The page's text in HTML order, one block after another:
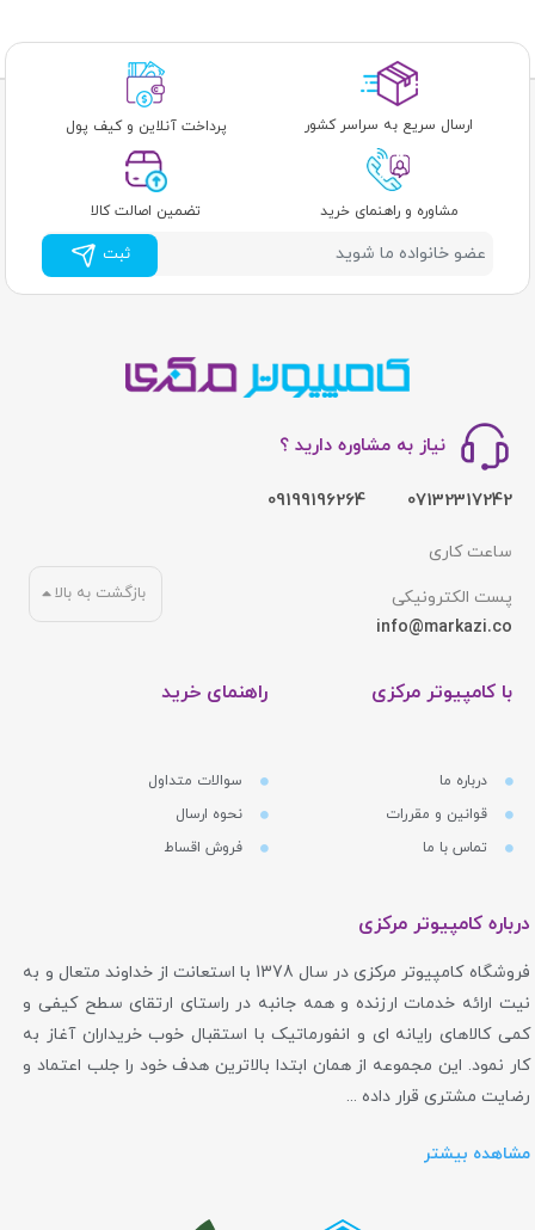
ارسال سریع به سراسر کشور پرداخت آنلاین و کیف پول
مشاوره و راهنمای خرید تضمین اصالت کالا
ثبت
نیاز به مشاوره دارید ؟
07132317242
09199196264
ساعت کاری
پست الکترونیکی
info@markazi.co
با کامپیوتر مرکزی
درباره ما
قوانین و مقررات
تماس با ما
راهنمای خرید
سوالات متداول
نحوه ارسال
فروش اقساط
بازگشت به بالا
درباره کامپیوتر مرکزی
فروشگاه کامپیوتر مرکزی در سال 1378 با استعانت از خداوند متعال و به
نیت ارائه خدمات ارزنده و همه جانبه در راستای ارتقای سطح کیفی و
کمی کالاهای رایانه ای و انفورماتیک با استقبال خوب خریداران آغاز به
کار نمود. این مجموعه از همان ابتدا بالاترین هدف خود را جلب اعتماد و
رضایت مشتری قرار داده ...
مشاهده بیشتر